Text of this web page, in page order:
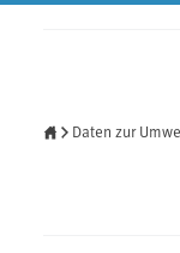
Daten zur